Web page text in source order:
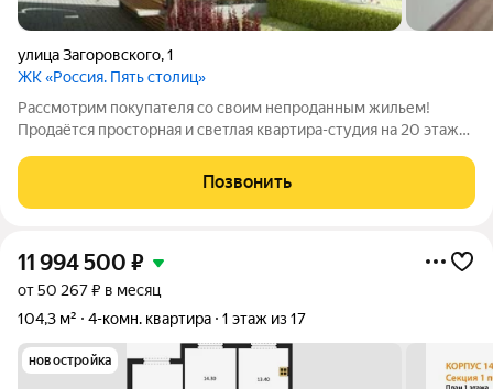
улица Загоровского,1
ЖК «Россия. Пять столиц»
Рассмотрим покупателя со своим непроданным жильем!
Продаётся просторная и светлая квартира-студия на 20 этаже
Воронеж, ул. Загоровского, д. 1. Студия спроектирована для
максимального
Позвонить
11 994 500 ₽
от 50 267 ₽ в месяц
104,3 м²
4-комн. квартира 1 этаж из 17
новостройка